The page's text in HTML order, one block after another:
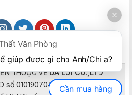
THUỘC VỀDA LOI CO.,LTD
số 0101907041 do Sở Kế hoạch và
Văn Phòng
Cần mua hàng